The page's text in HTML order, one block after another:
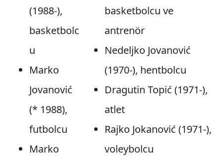
(1988-),
basketbolc
u
Marko
Jovanović
(* 1988),
futbolcu
Marko
basketbolcu ve
antrenör
Nedeljko Jovanović
(1970-), hentbolcu
Dragutin Topić (1971-),
atlet
Rajko Jokanović (1971-),
voleybolcu